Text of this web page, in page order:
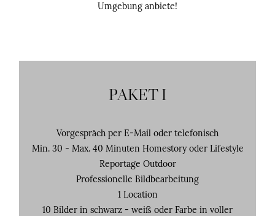
Umgebung anbiete!
PAKET I
Vorgespräch per E-Mail oder telefonisch
Min. 30 - Max. 40 Minuten Homestory oder Lifestyle
Reportage Outdoor
Professionelle Bildbearbeitung
1 Location
10 Bilder in schwarz - weiß oder Farbe in voller